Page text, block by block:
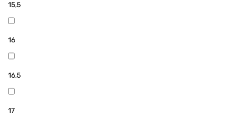
15,5
16
16,5
17